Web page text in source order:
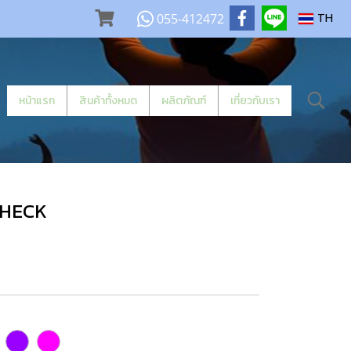
055-412472 TH
หน้าแรก สินค้าทั้งหมด ผลิตภัณฑ์ เกี่ยวกับเรา